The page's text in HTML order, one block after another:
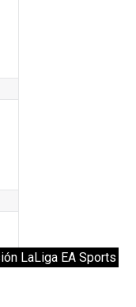
LaLiga EA Sports